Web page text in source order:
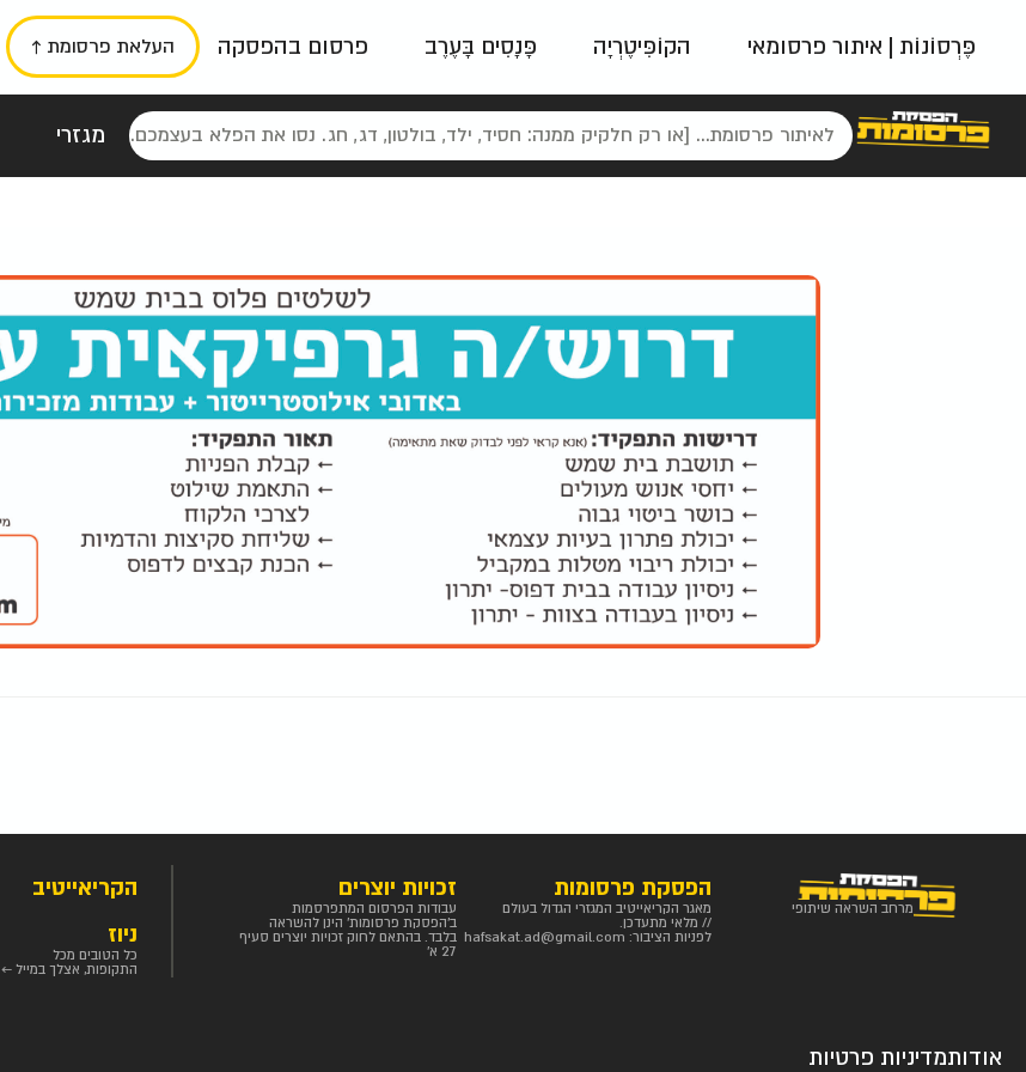
פֶּרְסוֹנוֹת | איתור פרסומאי הקוֹפִּיטֶרְיָה פָּנָסִים בָּעֶרֶב פרסום בהפסקה העלאת פרסומת ↑
מגזרי
פאשן
ניינטיז נוסטלגי כרזות טיפוגרפי
מרחב השראה שיתופי
הפסקת פרסומות
מאגר הקריאייטיב המגזרי הגדול בעולם
// מלאי מתעדכן.
לפניות הציבור: hafsakat.ad@gmail.com
זכויות יוצרים
עבודות הפרסום המתפרסמות
ב'הפסקת פרסומות' הינן להשראה
בלבד. בהתאם לחוק זכויות יוצרים סעיף
27 א'
הקריאייטיב
ניוז
כל הטובים מכל
התקופות, אצלך במייל ←
אודותמדיניות פרטיות